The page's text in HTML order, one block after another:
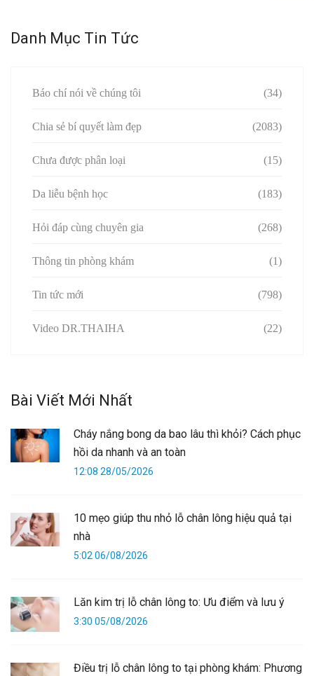
Danh Mục Tin Tức
Báo chí nói về chúng tôi (34)
Chia sẻ bí quyết làm đẹp (2083)
Chưa được phân loại (15)
Da liễu bệnh học (183)
Hỏi đáp cùng chuyên gia (268)
Thông tin phòng khám (1)
Tin tức mới (798)
Video DR.THAIHA (22)
Bài Viết Mới Nhất
Cháy nắng bong da bao lâu thì khỏi? Cách phục
hồi da nhanh và an toàn
12:08 28/05/2026
10 mẹo giúp thu nhỏ lỗ chân lông hiệu quả tại
nhà
5:02 06/08/2026
Lăn kim trị lỗ chân lông to: Ưu điểm và lưu ý
3:30 05/08/2026
Điều trị lỗ chân lông to tại phòng khám: Phương